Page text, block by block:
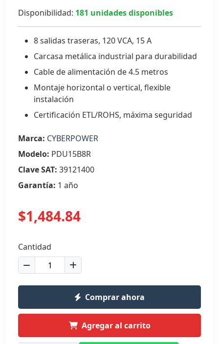
Disponibilidad: 181 unidades disponibles
8 salidas traseras, 120 VCA, 15 A
Carcasa metálica industrial para durabilidad
Cable de alimentación de 4.5 metros
Montaje horizontal o vertical, flexible
instalación
Certificación ETL/ROHS, máxima seguridad
Marca: CYBERPOWER
Modelo: PDU15B8R
Clave SAT: 39121400
Garantía: 1 año
$1,484.84
Cantidad
Comprar ahora
Agregar al carrito